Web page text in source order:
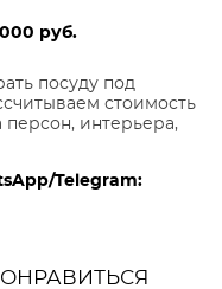
руб.
посуду под
стоимость
персон, интерьера,
Telegram: